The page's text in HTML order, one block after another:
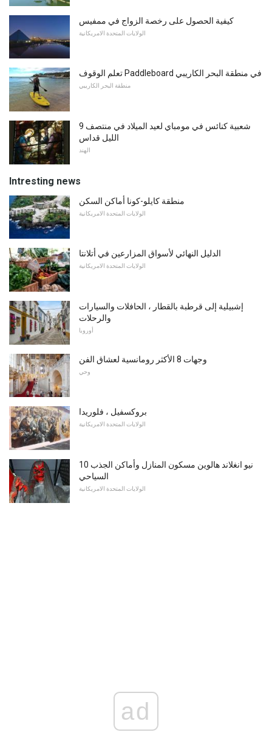
كيفية الحصول على رخصة الزواج في ممفيس
الولايات المتحدة الامريكانية
تعلم الوقوف Paddleboard في منطقة البحر الكاريبي
منطقة البحر الكاريبي
9 شعبية كنائس في مومباي لعيد الميلاد في منتصف
الليل قداس
الهند
Intresting news
منطقة كايلو-كونا أماكن السكن
الولايات المتحدة الامريكانية
الدليل النهائي لأسواق المزارعين في أتلانتا
الولايات المتحدة الامريكانية
إشبيلية إلى قرطبة بالقطار ، الحافلات والسيارات
والرحلات
أوروبا
وجهات 8 الأكثر رومانسية لعشاق الفن
وحي
بروكسفيل ، فلوريدا
الولايات المتحدة الامريكانية
10 نيو انغلاند هالوين مسكون المنازل وأماكن الجذب
السياحي
الولايات المتحدة الامريكانية
ad